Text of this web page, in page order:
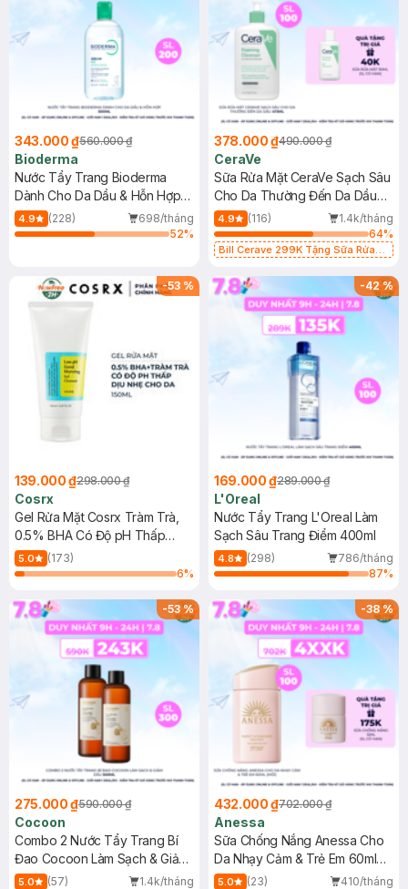
343.000 ₫560.000 ₫
Bioderma
Nước Tẩy Trang Bioderma
Dành Cho Da Dầu & Hỗn Hợp
500ml
4.9 (228)
698/tháng
52%
378.000 ₫490.000 ₫
CeraVe
Sữa Rửa Mặt CeraVe Sạch Sâu
Cho Da Thường Đến Da Dầu
473ml
4.9 (116)
1.4k/tháng
64%
Bill Cerave 299K Tặng Sữa Rửa
-53 %
139.000 ₫298.000 ₫
Cosrx
Gel Rửa Mặt Cosrx Tràm Trà,
0.5% BHA Có Độ pH Thấp
150ml
5.0
(173)
6%
-42%
169.000 ₫289.000 ₫
L'Oreal
Nước Tẩy Trang L'Oreal Làm
Sạch Sâu Trang Điểm 400ml
4.8 (298)
786/tháng
87%
-53%
275.000 ₫590.000 ₫
Cocoon
Combo 2 Nước Tẩy Trang Bí
Đao Cocoon Làm Sạch & Giảm
Dầu 500ml
5.0 (57)
1.4k/tháng
-38%
432.000 ₫702.000 ₫
Anessa
Sữa Chống Nắng Anessa Cho
Da Nhạy Cảm & Trẻ Em 60ml
(Mới)
5.0 (23)
410/tháng